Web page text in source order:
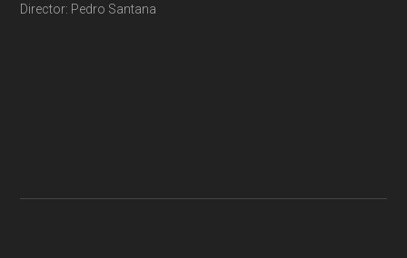
Director: Pedro Santana